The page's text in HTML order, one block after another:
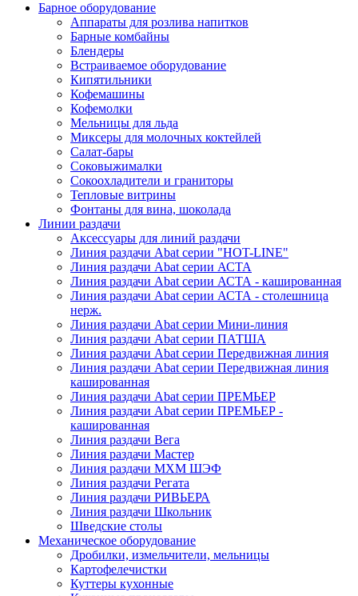
Барное оборудование
Аппараты для розлива напитков
Барные комбайны
Блендеры
Встраиваемое оборудование
Кипятильники
Кофемашины
Кофемолки
Мельницы для льда
Миксеры для молочных коктейлей
Салат-бары
Соковыжималки
Сокоохладители и граниторы
Тепловые витрины
Фонтаны для вина, шоколада
Линии раздачи
Аксессуары для линий раздачи
Линия раздачи Abat серии "HOT-LINE"
Линия раздачи Abat серии АСТА
Линия раздачи Abat серии АСТА - кашированная
Линия раздачи Abat серии АСТА - столешница
нерж.
Линия раздачи Abat серии Мини-линия
Линия раздачи Abat серии ПАТША
Линия раздачи Abat серии Передвижная линия
Линия раздачи Abat серии Передвижная линия
кашированная
Линия раздачи Abat серии ПРЕМЬЕР
Линия раздачи Abat серии ПРЕМЬЕР -
кашированная
Линия раздачи Вега
Линия раздачи Мастер
Линия раздачи МХМ ШЭФ
Линия раздачи Регата
Линия раздачи РИВЬЕРА
Линия раздачи Школьник
Шведские столы
Механическое оборудование
Дробилки, измельчители, мельницы
Картофелечистки
Куттеры кухонные